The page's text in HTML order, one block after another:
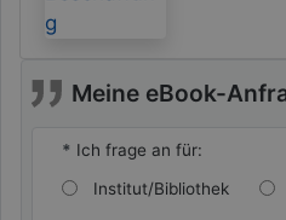
Meine eBook-
* Ich frage an für:
Institut/Bibliothek